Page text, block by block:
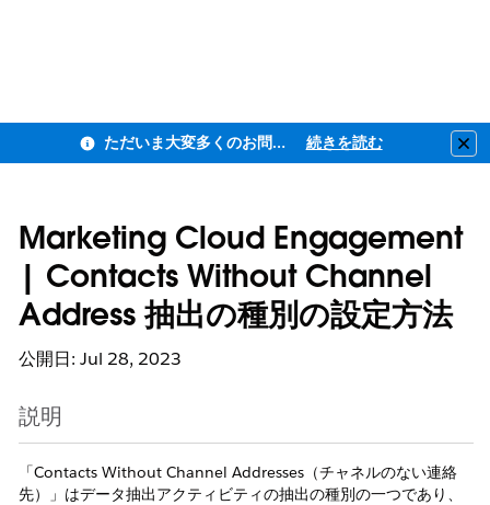
ただいま大変多くのお問い合わせをいただいており、ご連絡までにお時間を頂戴しております 続きを読む
Marketing Cloud Engagement
| Contacts Without Channel
Address 抽出の種別の設定方法
公開日: Jul 28, 2023
説明
「Contacts Without Channel Addresses（チャネルのない連絡
先）」はデータ抽出アクティビティの抽出の種別の一つであり、